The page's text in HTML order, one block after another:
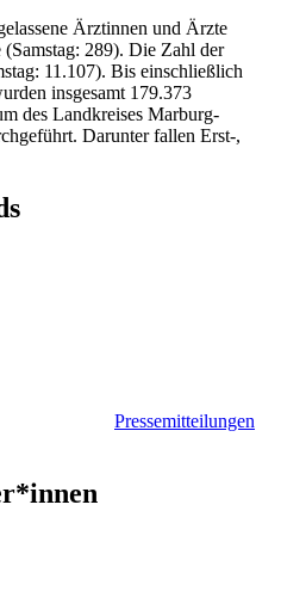
Ärztinnen und Ärzte
289). Die Zahl der
11.107). Bis einschließlich
insgesamt 179.373
des Landkreises Marburg-
Darunter fallen Erst-,
Pressemitteilungen